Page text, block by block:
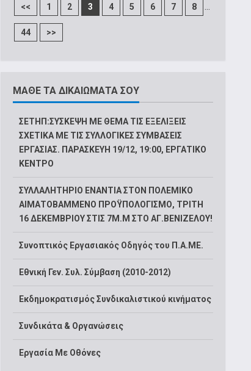
<< 1 2 3 4 5 6 7 8
44 >>
ΜΑΘΕ ΤΑ ΔΙΚΑΙΩΜΑΤΑ ΣΟΥ
ΣΕΤΗΠ:ΣΥΣΚΕΨΗ ΜΕ ΘΕΜΑ ΤΙΣ ΕΞΕΛΙΞΕΙΣ
ΣΧΕΤΙΚΑ ΜΕ ΤΙΣ ΣΥΛΛΟΓΙΚΕΣ ΣΥΜΒΑΣΕΙΣ
ΕΡΓΑΣΙΑΣ. ΠΑΡΑΣΚΕΥΗ 19/12, 19:00, ΕΡΓΑΤΙΚΟ
ΚΕΝΤΡΟ
ΣΥΛΛΑΛΗΤΗΡΙΟ ΕΝΑΝΤΙΑ ΣΤΟΝ ΠΟΛΕΜΙΚΟ
ΑΙΜΑΤΟΒΑΜΜΕΝΟ ΠΡΟΫΠΟΛΟΓΙΣΜΟ, ΤΡΙΤΗ
16 ΔΕΚΕΜΒΡΙΟΥ ΣΤΙΣ 7Μ.Μ ΣΤΟ ΑΓ.ΒΕΝΙΖΕΛΟΥ!
Συνοπτικός Εργασιακός Οδηγός του Π.Α.ΜΕ.
Εθνική Γεν. Συλ. Σύμβαση (2010-2012)
Εκδημοκρατισμός Συνδικαλιστικού κινήματος
Συνδικάτα & Οργανώσεις
Εργασία Με Οθόνες